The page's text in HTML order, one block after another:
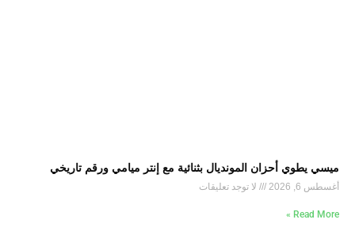
ميسي يطوي أحزان المونديال بثنائية مع إنتر ميامي ورقم تاريخي
أغسطس 6, 2026 لا توجد تعليقات
Read More »